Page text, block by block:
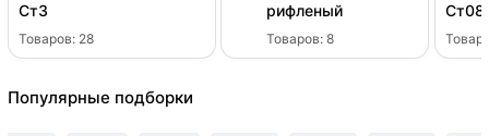
Ст3
Товаров: 28
рифленый
Товаров: 8
Ст08
Популярные подборки